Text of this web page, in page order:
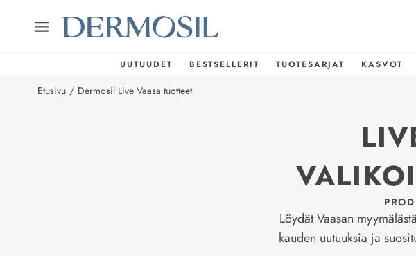
UUTUUDET BESTSELLERIT TUOTESARJAT KASVOT
Etusivu / Dermosil Live Vaasa tuotteet
Löydät Vaasan
kauden uutuuksia ja